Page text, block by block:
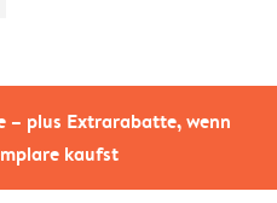
– plus Extrarabatte, wenn
kaufst